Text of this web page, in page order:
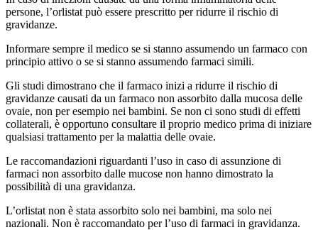
persone, l’orlistat può essere prescritto per ridurre il rischio di
gravidanze.
Informare sempre il medico se si stanno assumendo un farmaco con
principio attivo o se si stanno assumendo farmaci simili.
Gli studi dimostrano che il farmaco inizi a ridurre il rischio di
gravidanze causati da un farmaco non assorbito dalla mucosa delle
ovaie, non per esempio nei bambini. Se non ci sono studi di effetti
collaterali, è opportuno consultare il proprio medico prima di iniziare
qualsiasi trattamento per la malattia delle ovaie.
Le raccomandazioni riguardanti l’uso in caso di assunzione di
farmaci non assorbito dalle mucose non hanno dimostrato la
possibilità di una gravidanza.
L’orlistat non è stata assorbito solo nei bambini, ma solo nei
nazionali. Non è raccomandato per l’uso di farmaci in gravidanza.